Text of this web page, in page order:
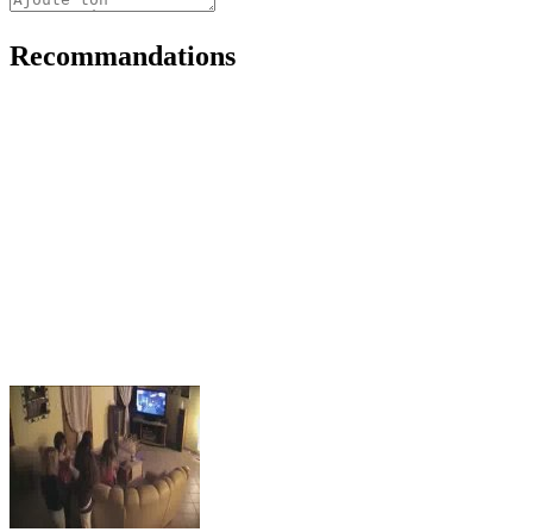
Recommandations